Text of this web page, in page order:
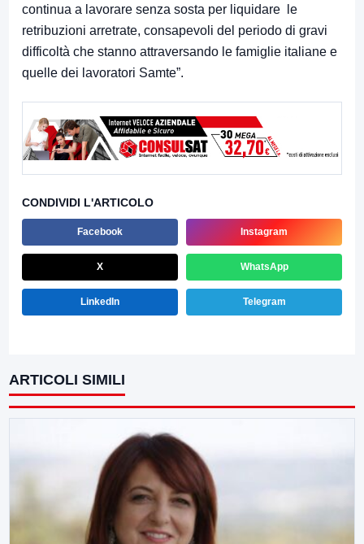
continua a lavorare senza sosta per liquidare le
retribuzioni arretrate, consapevoli del periodo di gravi
difficoltà che stanno attraversando le famiglie italiane e
quelle dei lavoratori Samte”.
CONDIVIDI L'ARTICOLO
Facebook Instagram
X WhatsApp
LinkedIn Telegram
ARTICOLI SIMILI